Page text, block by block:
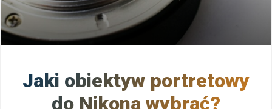
Jaki obiektyw portretowy
do Nikona wybrać?